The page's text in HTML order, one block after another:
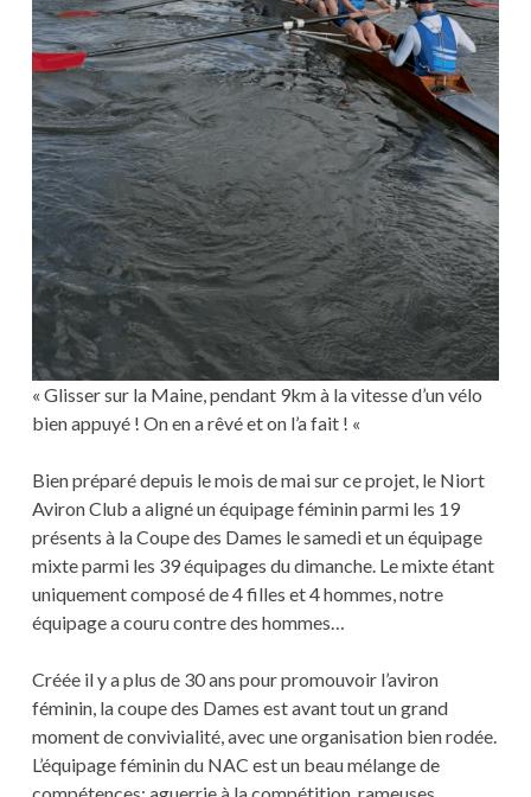
« Glisser sur la Maine, pendant 9km à la vitesse d’un vélo
bien appuyé ! On en a rêvé et on l’a fait ! «
Bien préparé depuis le mois de mai sur ce projet, le Niort
Aviron Club a aligné un équipage féminin parmi les 19
présents à la Coupe des Dames le samedi et un équipage
mixte parmi les 39 équipages du dimanche. Le mixte étant
uniquement composé de 4 filles et 4 hommes, notre
équipage a couru contre des hommes…
Créée il y a plus de 30 ans pour promouvoir l’aviron
féminin, la coupe des Dames est avant tout un grand
moment de convivialité, avec une organisation bien rodée.
L’équipage féminin du NAC est un beau mélange de